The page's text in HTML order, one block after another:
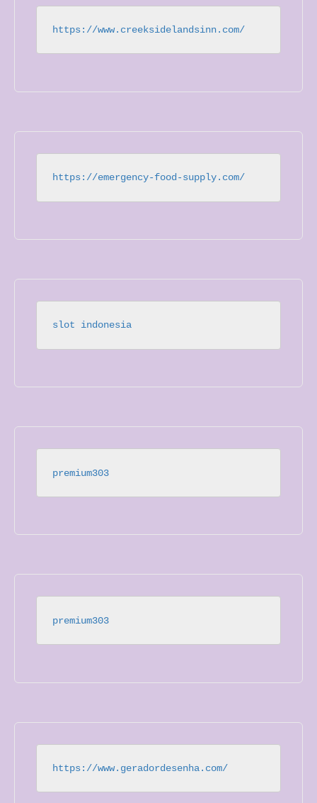
https://www.creeksidelandsinn.com/
https://emergency-food-supply.com/
slot indonesia
premium303
premium303
https://www.geradordesenha.com/